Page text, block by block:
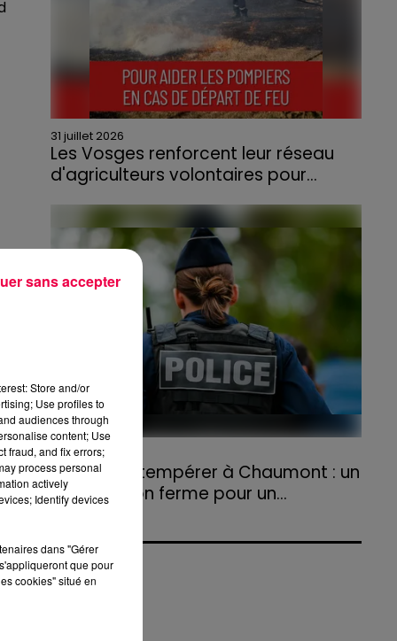
31 juillet 2026
Les Vosges renforcent leur réseau
d'agriculteurs volontaires pour...
départs de feu, la Chambre d'agriculture
des Vosges a lancé un appel aux
agriculteurs volontaires pour venir en aide...
31 juillet 2026
Refus d'obtempérer à Chaumont : un
an de prison ferme pour un...
l'annulation de son permis et la confiscation
de son véhicule.
Store and/or
Use profiles to
audiences through
content; Use
fraud, and fix errors;
process personal
actively
Identify devices
dans "Gérer
que pour
cookies" situé en
sans accepter